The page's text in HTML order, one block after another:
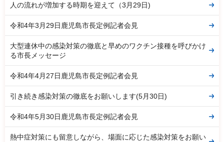
人の流れが増加する時期を迎えて（3月29日)
令和4年3月29日鹿児島市長定例記者会見
大型連休中の感染対策の徹底と早めのワクチン接種を呼びかけ
る市長メッセージ
令和4年4月27日鹿児島市長定例記者会見
引き続き感染対策の徹底をお願いします(5月30日)
令和4年5月30日鹿児島市長定例記者会見
熱中症対策にも留意しながら、場面に応じた感染対策をお願い